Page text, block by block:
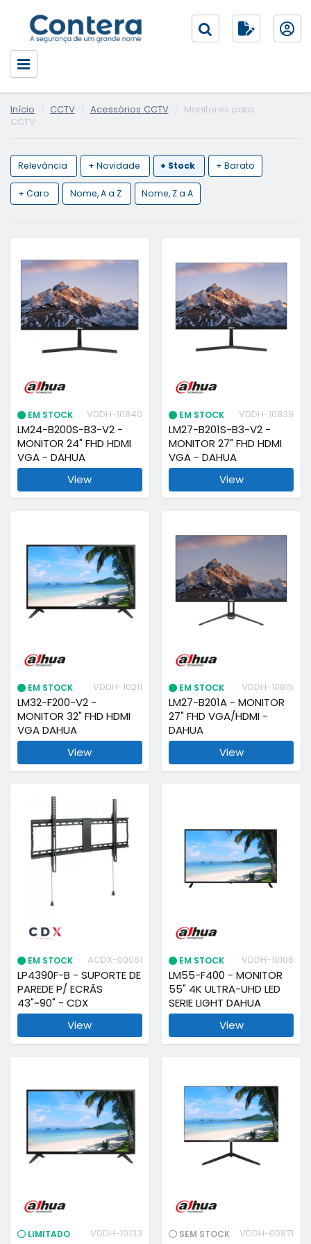
Início CCTV Acessórios CCTV
Monitores para
CCTV
Relevância + Novidade + Stock + Barato
+ Caro Nome, A a Z Nome, Z a A
EM STOCK VDDH-10840
LM24-B200S-B3-V2 -
MONITOR 24" FHD HDMI
VGA - DAHUA
View
EM STOCK VDDH-10839
LM27-B201S-B3-V2 -
MONITOR 27" FHD HDMI
VGA - DAHUA
View
EM STOCK VDDH-10211
LM32-F200-V2 -
MONITOR 32" FHD HDMI
VGA DAHUA
View
EM STOCK VDDH-10815
LM27-B201A - MONITOR
27" FHD VGA/HDMI -
DAHUA
View
EM STOCK ACDX-00061
LP4390F-B - SUPORTE DE
PAREDE P/ ECRÃS
43"~90" - CDX
View
EM STOCK VDDH-10108
LM55-F400 - MONITOR
55" 4K ULTRA-UHD LED
SERIE LIGHT DAHUA
View
LIMITADO VDDH-10133 SEM STOCK VDDH-00871